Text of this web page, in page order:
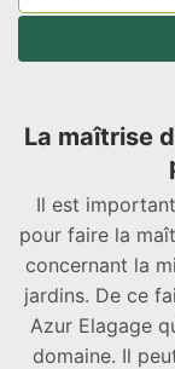
La maîtrise
Il est
pour faire la
concernant la
jardins. De ce
Azur Elagage
domaine. Il